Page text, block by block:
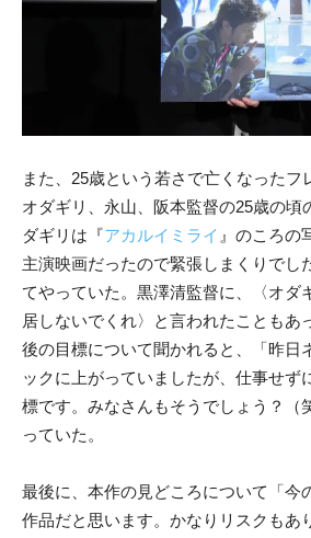
また、25歳という若さで亡くなったフ
オダギリ、永山、阪本監督の25歳の頃
ダギリは『アカルイミライ 』のころの
主演映画だったので緊張しまくりでし
てやっていた。黒澤清監督に、〈オダ
居しないでくれ〉と言われたこともあ
後の目標について聞かれると、「昨日
ックに上がっていましたが、仕事せず
標です。みなさんもそうでしょう？（
っていた。
最後に、本作の見どころについて「今
作品だと思います。かなりリスクもあ